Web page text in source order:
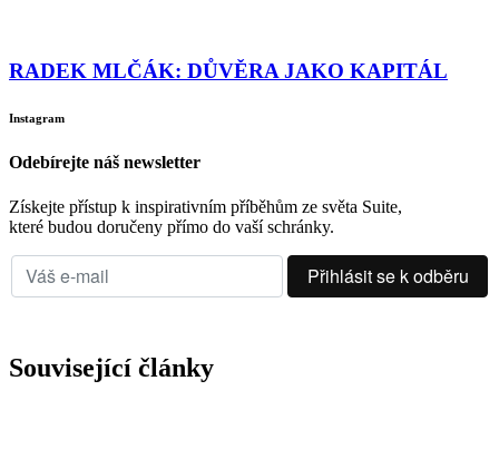
RADEK MLČÁK: DŮVĚRA JAKO KAPITÁL
Instagram
Odebírejte náš newsletter
Získejte přístup k inspirativním příběhům ze světa Suite,
které budou doručeny přímo do vaší schránky.
Související články